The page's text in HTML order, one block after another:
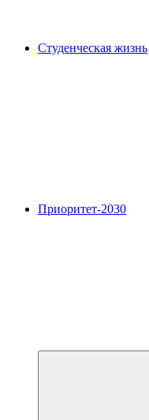
Студенческая жизнь
Приоритет-2030